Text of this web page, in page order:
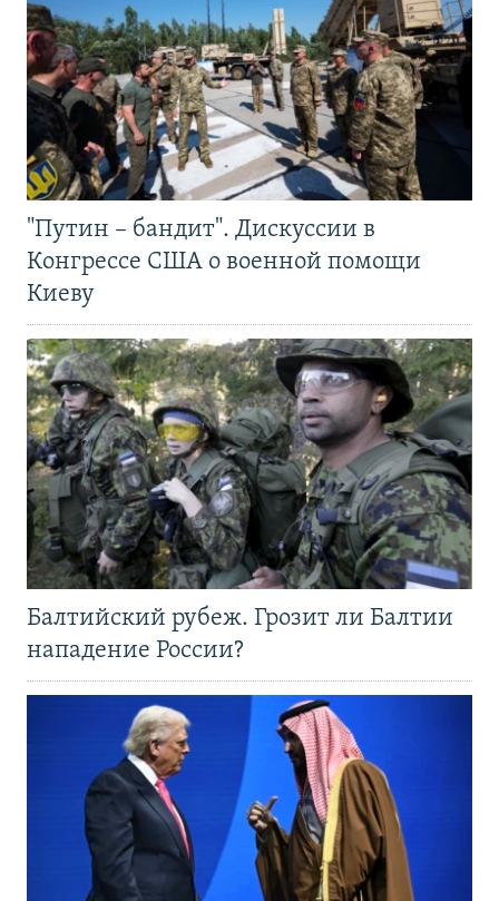
"Путин – бандит". Дискуссии в
Конгрессе США о военной помощи
Киеву
Балтийский рубеж. Грозит ли Балтии
нападение России?